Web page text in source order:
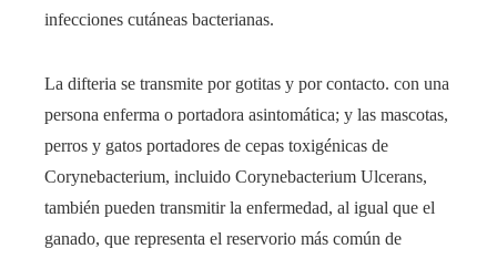
infecciones cutáneas bacterianas.
La difteria se transmite por gotitas y por contacto. con una
persona enferma o portadora asintomática; y las mascotas,
perros y gatos portadores de cepas toxigénicas de
Corynebacterium, incluido Corynebacterium Ulcerans,
también pueden transmitir la enfermedad, al igual que el
ganado, que representa el reservorio más común de